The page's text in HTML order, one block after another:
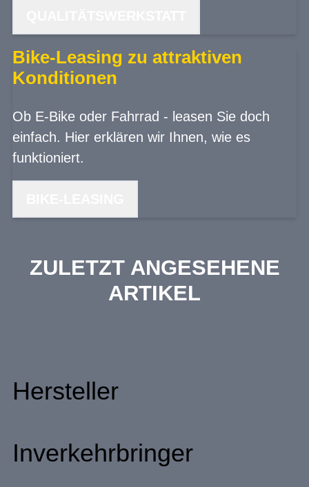
Bike-Leasing zu attraktiven
Konditionen
Ob E-Bike oder Fahrrad - leasen Sie doch
einfach. Hier erklären wir Ihnen, wie es
funktioniert.
ZULETZT ANGESEHENE
ARTIKEL
Hersteller
Inverkehrbringer